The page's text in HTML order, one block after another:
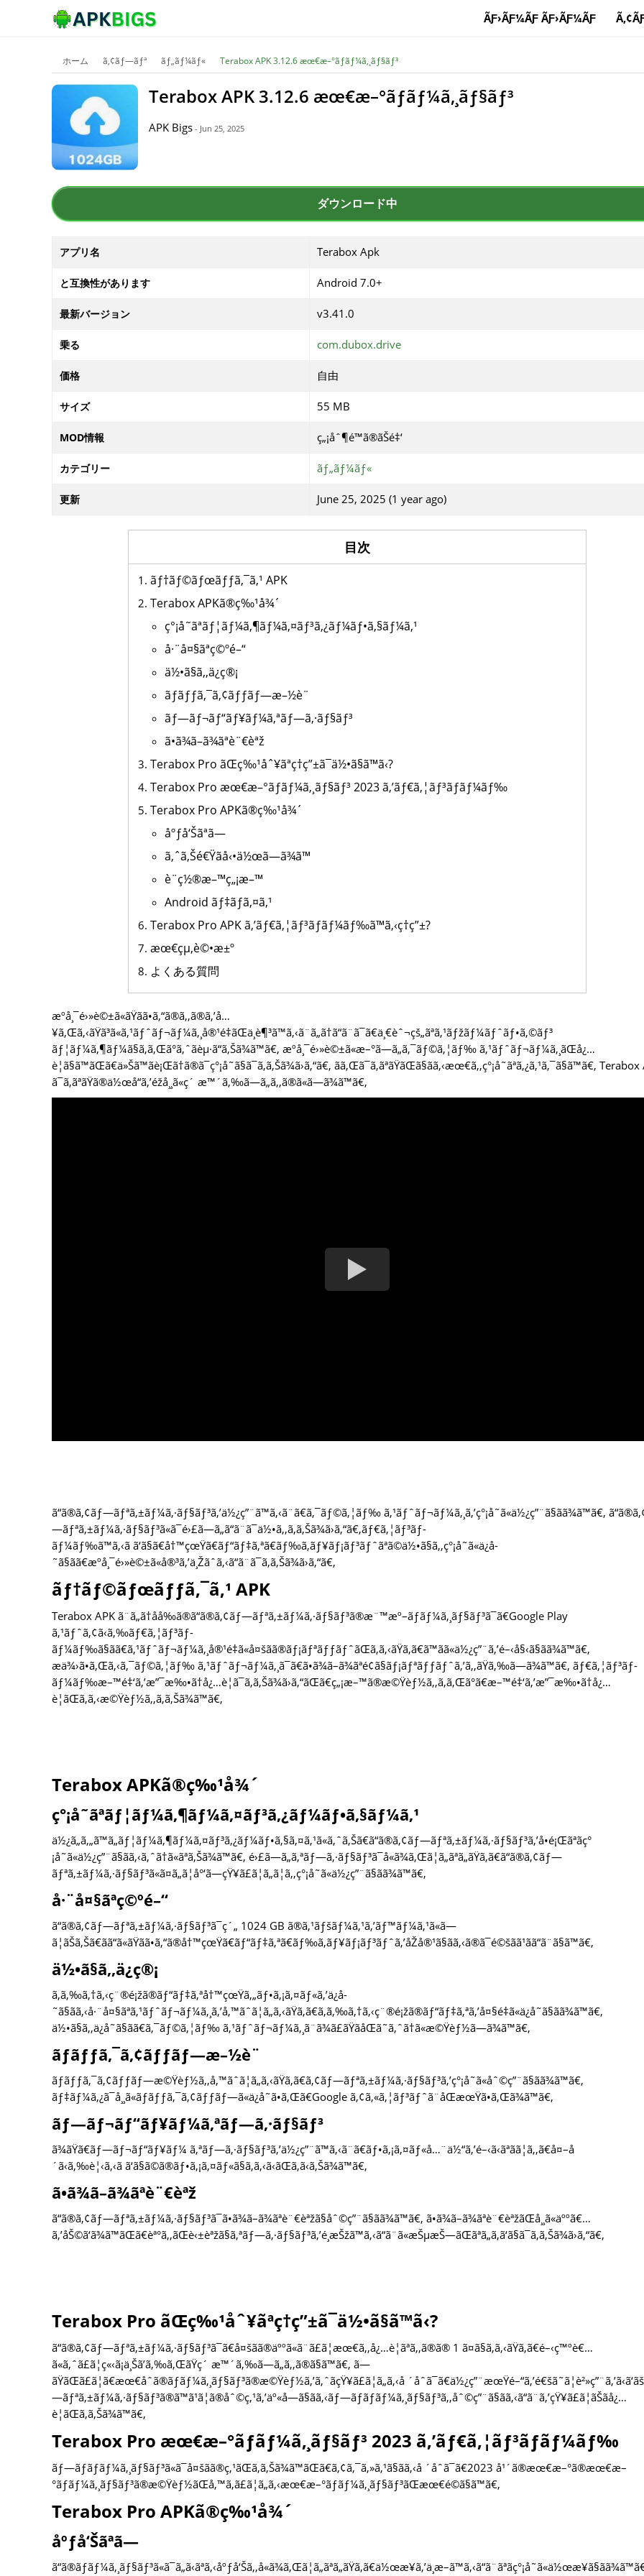
ÃƑ›ÃƑ¼ÃƑ ÃƑ›ÃƑ¼ÃƑ
ホーム ã‚¢ãƒ—ãƒª ãƒ„ãƒ¼ãƒ« Terabox APK 3.12.6 æœ€æ–°ãƒãƒ¼ã‚¸ãƒ§ãƒ³
Terabox APK 3.12.6 æœ€æ–°ãƒãƒ¼ã‚¸ãƒ§ãƒ³
APK Bigs - Jun 25, 2025
ダウンロード中
アプリ名 Terabox Apk
と互換性があります Android 7.0+
最新バージョン v3.41.0
乗る com.dubox.drive
価格 自由
サイズ 55 MB
MOD情報 ç„¡åˆ¶é™ã®ãŠé‡‘
カテゴリー ãƒ„ãƒ¼ãƒ«
更新 June 25, 2025 (1 year ago)
目次
ãƒ†ãƒ©ãƒœãƒƒã‚¯ã‚¹ APK
Terabox APKã®ç‰¹å¾´
ç°¡å˜ãªãƒ¦ãƒ¼ã‚¶ãƒ¼ã‚¤ãƒ³ã‚¿ãƒ¼ãƒ•ã‚§ãƒ¼ã‚¹
å·¨å¤§ãªç©ºé–“
ä½•ã§ã‚‚ä¿ç®¡
ãƒãƒƒã‚¯ã‚¢ãƒƒãƒ—æ–½è¨­
ãƒ—ãƒ¬ãƒ“ãƒ¥ãƒ¼ã‚ªãƒ—ã‚·ãƒ§ãƒ³
ã•ã¾ã–ã¾ãªè¨€èªž
Terabox Pro ãŒç‰¹åˆ¥ãªç†ç”±ã¯ä½•ã§ã™ã‹?
Terabox Pro æœ€æ–°ãƒãƒ¼ã‚¸ãƒ§ãƒ³ 2023 ã‚’ãƒ€ã‚¦ãƒ³ãƒ­ãƒ¼ãƒ‰
Terabox Pro APKã®ç‰¹å¾´
åºƒå‘Šãªã—
ã‚ˆã‚Šé€Ÿãå‹•ä½œã—ã¾ã™
è¨­ç½®æ–™ç„¡æ–™
Android ãƒ‡ãƒã‚¤ã‚¹
Terabox Pro APK ã‚’ãƒ€ã‚¦ãƒ³ãƒ­ãƒ¼ãƒ‰ã™ã‚‹ç†ç”±?
æœ€çµ‚è©•æ±º
よくある質問
æºå¸¯é›»è©±ã«ãŸãã•ã‚“ã®ã‚‚ã®ã‚’å…
¥ã‚Œã‚‹ãŸã³ã«ã‚¹ãƒˆãƒ¬ãƒ¼ã‚¸å®¹é‡ãŒä¸è¶³ã™ã‚‹ã¨ã„ã†ã“ã¨ã¯ã€ä¸€èˆ¬çš„ãªã‚¹ãƒžãƒ¼ãƒˆãƒ•ã‚©ãƒ³
ãƒ¦ãƒ¼ã‚¶ãƒ¼ã§ã‚ã‚Œã°ã‚ˆãèµ·ã“ã‚Šã¾ã™ã€‚ æºå¸¯é›»è©±ã«æ–°ã—ã„ã‚¯ãƒ©ã‚¦ãƒ‰ ã‚¹ãƒˆãƒ¬ãƒ¼ã‚¸ãŒå¿…
è¦ã§ã™ãŒã€ä»Šã™ãè¡Œã†ã®ã¯ç°¡å˜ã§ã¯ã‚ã‚Šã¾ã›ã‚“ã€‚ ãã‚Œã¯ã‚ãªãŸãŒã§ãã‚‹æœ€ã‚‚ç°¡å˜ãªã‚¿ã‚¹ã‚¯ã§ã™ã€‚
ã¯ã‚ãªãŸã®ä½œå“ã‚’éžå¸¸ã«ç´ æ™´ã‚‰ã—ã„ã‚‚ã®ã«ã—ã¾ã™ã€‚
ã“ã®ã‚¢ãƒ—ãƒªã‚±ãƒ¼ã‚·ãƒ§ãƒ³ã‚’ä½¿ç”¨ã™ã‚‹ã¨ã€ã‚¯ãƒ©ã‚¦ãƒ‰ ã‚¹ãƒˆãƒ¬ãƒ¼ã‚¸ã‚’ç°¡å˜ã«ä½¿ç”¨ã§ãã¾ã™ã€‚
—ãƒªã‚±ãƒ¼ã‚·ãƒ§ãƒ³ã«ã¯é›£ã—ã„ã“ã¨ã¯ä½•ã‚‚ã‚ã‚Šã¾ã›ã‚“ã€‚ãƒ€ã‚¦ãƒ³ãƒ­
ãƒ¼ãƒ‰ã™ã‚‹ã ã‘ã§ã€å†™çœŸã€ãƒ“ãƒ‡ã‚ªã€ãƒ‰ã‚­ãƒ¥ãƒ¡ãƒ³ãƒˆãªã©ä½•ã§ã‚‚ç°¡å˜ã«ä¿å­
˜ã§ãã€æºå¸¯é›»è©±ã«å®³ã‚’ä¸Žãˆã‚‹ã“ã¨ã¯ã‚ã‚Šã¾ã›ã‚“ã€‚
ãƒ†ãƒ©ãƒœãƒƒã‚¯ã‚¹ APK
Terabox APK ã¨ã„ã†åå‰ã®ã“ã®ã‚¢ãƒ—ãƒªã‚±ãƒ¼ã‚·ãƒ§ãƒ³ã®æ¨™æº–ãƒãƒ¼ã‚¸ãƒ§ãƒ³ã¯ã€Google Play
ã‚¹ãƒˆã‚¢ã‹ã‚‰ãƒ€ã‚¦ãƒ³ãƒ­
ãƒ¼ãƒ‰ã§ãã€ã‚¹ãƒˆãƒ¬ãƒ¼ã‚¸å®¹é‡ã«å¤šãã®ãƒ¡ãƒªãƒƒãƒˆãŒã‚ã‚‹ãŸã‚ã€ã™ãã«ä½¿ç”¨ã‚’é–‹å§‹ã§ãã¾ã™ã€‚
æä¾›ã•ã‚Œã‚‹ã‚¯ãƒ©ã‚¦ãƒ‰ ã‚¹ãƒˆãƒ¬ãƒ¼ã‚¸ã¯ã€ã•ã¾ã–ã¾ãªé¢ã§ãƒ¡ãƒªãƒƒãƒˆã‚’ã‚‚ãŸã‚‰ã—ã¾ã™ã€‚ ãƒ€ã‚¦ãƒ³ãƒ­
ãƒ¼ãƒ‰æ–™é‡‘ã‚’æ”¯æ‰•ã†å¿…è¦ã¯ã‚ã‚Šã¾ã›ã‚“ãŒã€ç„¡æ–™ã®æ©Ÿèƒ½ã‚‚ã‚ã‚Œã°ã€æ–™é‡‘ã‚’æ”¯æ‰•ã†å¿…
è¦ãŒã‚ã‚‹æ©Ÿèƒ½ã‚‚ã‚ã‚Šã¾ã™ã€‚
Terabox APKã®ç‰¹å¾´
ç°¡å˜ãªãƒ¦ãƒ¼ã‚¶ãƒ¼ã‚¤ãƒ³ã‚¿ãƒ¼ãƒ•ã‚§ãƒ¼ã‚¹
ä½¿ã„ã‚„ã™ã„ãƒ¦ãƒ¼ã‚¶ãƒ¼ã‚¤ãƒ³ã‚¿ãƒ¼ãƒ•ã‚§ã‚¤ã‚¹ã«ã‚ˆã‚Šã€ã“ã®ã‚¢ãƒ—ãƒªã‚±ãƒ¼ã‚·ãƒ§ãƒ³ã‚’å•é¡Œãªãç°
¡å˜ã«ä½¿ç”¨ã§ãã‚‹ã‚ˆã†ã«ãªã‚Šã¾ã™ã€‚ é›£ã—ã„ã‚ªãƒ—ã‚·ãƒ§ãƒ³ã¯å«ã¾ã‚Œã¦ã„ãªã„ãŸã‚ã€ã“ã®ã‚¢ãƒ—
ãƒªã‚±ãƒ¼ã‚·ãƒ§ãƒ³ã«ã¤ã„ã¦å°‘ã—çŸ¥ã£ã¦ã„ã¦ã‚‚ç°¡å˜ã«ä½¿ç”¨ã§ãã¾ã™ã€‚
å·¨å¤§ãªç©ºé–“
ã“ã®ã‚¢ãƒ—ãƒªã‚±ãƒ¼ã‚·ãƒ§ãƒ³ã¯ç´„ 1024 GB ã®ã‚¹ãƒšãƒ¼ã‚¹ã‚’ãƒ™ãƒ¼ã‚¹ã«ã—
ã¦ãŠã‚Šã€ãã“ã«ãŸãã•ã‚“ã®å†™çœŸã€ãƒ“ãƒ‡ã‚ªã€ãƒ‰ã‚­ãƒ¥ãƒ¡ãƒ³ãƒˆã‚’åŽå®¹ã§ãã‚‹ã®ã¯é©šãã¹ãã“ã¨ã§ã™ã€‚
ä½•ã§ã‚‚ä¿ç®¡
ã‚ã‚‰ã‚†ã‚‹ç¨®é¡žã®ãƒ“ãƒ‡ã‚ªå†™çœŸã‚„ãƒ•ã‚¡ã‚¤ãƒ«ã‚’ä¿å­
˜ã§ãã‚‹å·¨å¤§ãªã‚¹ãƒˆãƒ¬ãƒ¼ã‚¸ã‚’å‚™ãˆã¦ã„ã‚‹ãŸã‚ã€ã‚ã‚‰ã‚†ã‚‹ç¨®é¡žã®ãƒ“ãƒ‡ã‚ªã‚’å¤§é‡ã«ä¿å­˜ã§ãã¾ã™ã€‚
ä½•ã§ã‚‚ä¿å­˜ã§ãã€ã‚¯ãƒ©ã‚¦ãƒ‰ ã‚¹ãƒˆãƒ¬ãƒ¼ã‚¸ã¨ã¾ã£ãŸãåŒã˜ã‚ˆã†ã«æ©Ÿèƒ½ã—ã¾ã™ã€‚
ãƒãƒƒã‚¯ã‚¢ãƒƒãƒ—æ–½è¨­
ãƒãƒƒã‚¯ã‚¢ãƒƒãƒ—æ©Ÿèƒ½ã‚‚å‚™ãˆã¦ã„ã‚‹ãŸã‚ã€ã‚¢ãƒ—ãƒªã‚±ãƒ¼ã‚·ãƒ§ãƒ³ã‚’ç°¡å˜ã«åˆ©ç”¨ã§ãã¾ã™ã€‚
ãƒ‡ãƒ¼ã‚¿ã¯å¸¸ã«ãƒãƒƒã‚¯ã‚¢ãƒƒãƒ—ã«ä¿å­˜ã•ã‚Œã€Google ã‚¢ã‚«ã‚¦ãƒ³ãƒˆã¨åŒæœŸã•ã‚Œã¾ã™ã€‚
ãƒ—ãƒ¬ãƒ“ãƒ¥ãƒ¼ã‚ªãƒ—ã‚·ãƒ§ãƒ³
ã¾ãŸã€ãƒ—ãƒ¬ãƒ“ãƒ¥ãƒ¼ ã‚ªãƒ—ã‚·ãƒ§ãƒ³ã‚’ä½¿ç”¨ã™ã‚‹ã¨ã€ãƒ•ã‚¡ã‚¤ãƒ«å…¨ä½“ã‚’é–‹ã‹ãªãã¦ã‚‚ã€å¤–å
´ã‹ã‚‰è¦‹ã‚‹ã ã‘ã§ã©ã®ãƒ•ã‚¡ã‚¤ãƒ«ã§ã‚ã‚‹ã‹ãŒã‚ã‹ã‚Šã¾ã™ã€‚
ã•ã¾ã–ã¾ãªè¨€èªž
ã“ã®ã‚¢ãƒ—ãƒªã‚±ãƒ¼ã‚·ãƒ§ãƒ³ã¯ã•ã¾ã–ã¾ãªè¨€èªžã§åˆ©ç”¨ã§ãã¾ã™ã€‚ ã•ã¾ã–ã¾ãªè¨€èªžãŒå¸¸ã«äººã€…
ã‚’åŠ©ã‘ã¾ã™ãŒã€èª°ã‚‚ãŒè‹±èªžã§ã‚ªãƒ—ã‚·ãƒ§ãƒ³ã‚’é¸æŠžã™ã‚‹ã“ã¨ã«æŠµæŠ—ãŒãªã„ã‚ã‘ã§ã¯ã‚ã‚Šã¾ã›ã‚“ã€‚
Terabox Pro ãŒç‰¹åˆ¥ãªç†ç”±ã¯ä½•ã§ã™ã‹?
ã“ã®ã‚¢ãƒ—ãƒªã‚±ãƒ¼ã‚·ãƒ§ãƒ³ã¯ã€å¤šãã®äººã«ã¨ã£ã¦æœ€ã‚‚å¿…è¦ãªã‚‚ã®ã® 1 ã¤ã§ã‚ã‚‹ãŸã‚ã€é–‹ç™ºè€…
ã«ã‚ˆã£ã¦ç«‹ã¡ä¸Šã’ã‚‰ã‚ŒãŸç´ æ™´ã‚‰ã—ã„ã‚‚ã®ã§ã™ã€‚ ã—
ãŸãŒã£ã¦ã€æœ€åˆã®ãƒãƒ¼ã‚¸ãƒ§ãƒ³ã®æ©Ÿèƒ½ã‚’ã‚ˆãçŸ¥ã£ã¦ã„ã‚‹å
—ãƒªã‚±ãƒ¼ã‚·ãƒ§ãƒ³ã®ã™ã¹ã¦ã®åˆ©ç‚¹ã‚’äº«å—ã§ãã‚‹ãƒ—ãƒ­ãƒãƒ¼ã‚¸ãƒ§ãƒ³ã‚‚åˆ©ç”¨ã§ãã‚‹ã“ã¨ã‚’çŸ¥ã£ã¦ãŠãå¿…
è¦ãŒã‚ã‚Šã¾ã™ã€‚
Terabox Pro æœ€æ–°ãƒãƒ¼ã‚¸ãƒ§ãƒ³ 2023 ã‚’ãƒ€ã‚¦ãƒ³ãƒ­ãƒ¼ãƒ‰
ãƒ—ãƒ­ãƒãƒ¼ã‚¸ãƒ§ãƒ³ã«ã¯å¤šãã®ç‚¹ãŒã‚ã‚Šã¾ã™ãŒã€ã‚¢ã‚¯ã‚»ã‚¹ã§ãã‚‹å ´åˆã¯ã€2023 å¹´ã®æœ€æ–°ã®æœ€æ–
°ãƒãƒ¼ã‚¸ãƒ§ãƒ³ã®æ©Ÿèƒ½ãŒå‚™ã‚ã£ã¦ã„ã‚‹æœ€æ–°ãƒãƒ¼ã‚¸ãƒ§ãƒ³ãŒæœ€é©ã§ã™ã€‚
Terabox Pro APKã®ç‰¹å¾´
åºƒå‘Šãªã—